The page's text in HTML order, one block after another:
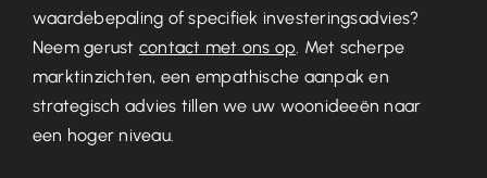
waardebepaling of specifiek investeringsadvies?
Neem gerust contact met ons op. Met scherpe
marktinzichten, een empathische aanpak en
strategisch advies tillen we uw woonideeën naar
een hoger niveau.